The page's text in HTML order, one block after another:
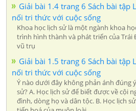
Giải bài 1.4 trang 6 Sách bài tập
nối tri thức với cuộc sống
Khoa học lịch sử là một ngành khoa
trình hình thành và phát triển của Trái
vũ trụ
Giải bài 1.5 trang 6 Sách bài tập
nối tri thức với cuộc sống
Ý nào dưới đây không phản ánh đúng
sử? A. Học lịch sử để biết được về cội
đình, dòng họ và dân tộc. B. Học lịch